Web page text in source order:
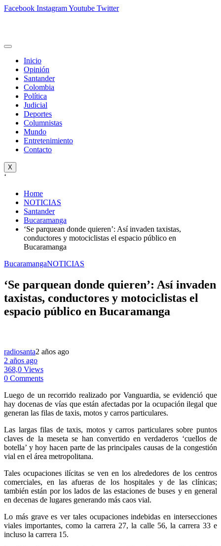
Facebook InstagramYoutube Twitter
Inicio
Opinión
Santander
Colombia
Política
Judicial
Deportes
Columnistas
Mundo
Entretenimiento
Contacto
X
‘
Home
NOTICIAS
Santander
Bucaramanga
‘Se parquean donde quieren’: Así invaden taxistas,
conductores y motociclistas el espacio público en
Bucaramanga
BucaramangaNOTICIAS
‘Se parquean donde quieren’: Así invaden
taxistas, conductores y motociclistas el
espacio público en Bucaramanga
radiosanta2 años ago
2 años ago
368,0 Views
0 Comments
Luego de un recorrido realizado por Vanguardia, se evidenció que
hay docenas de vías que están afectadas por la ocupación ilegal que
generan las filas de taxis, motos y carros particulares.
Las largas filas de taxis, motos y carros particulares sobre puntos
claves de la meseta se han convertido en verdaderos ‘cuellos de
botella’ y hoy hacen parte de las principales causas de la congestión
vial en el área metropolitana.
Tales ocupaciones ilícitas se ven en los alrededores de los centros
comerciales, en las afueras de los hospitales y de las clínicas;
también están por los lados de las estaciones de buses y en general
en decenas de lugares generando más caos vial.
Lo más grave es ver tales ocupaciones indebidas en intersecciones
viales importantes, como la carrera 27, la calle 56, la carrera 33 e
incluso la carrera 15.